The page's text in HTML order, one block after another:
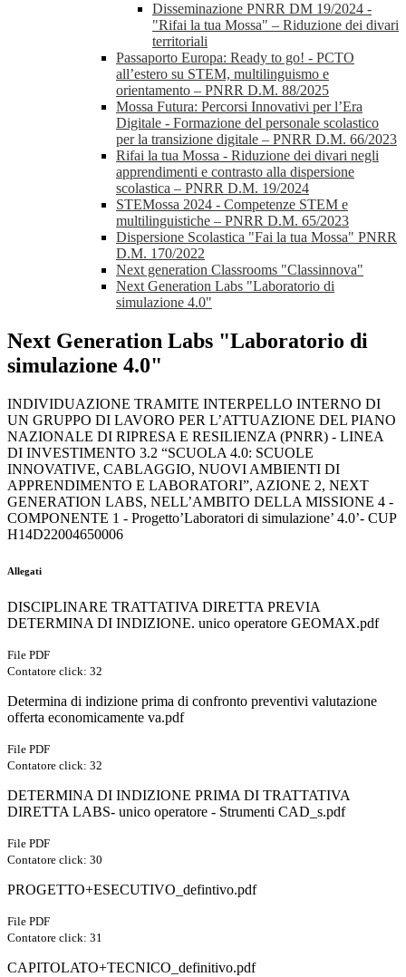
Disseminazione PNRR DM 19/2024 -
"Rifai la tua Mossa" – Riduzione dei divari
territoriali
Passaporto Europa: Ready to go! - PCTO
all’estero su STEM, multilinguismo e
orientamento – PNRR D.M. 88/2025
Mossa Futura: Percorsi Innovativi per l’Era
Digitale - Formazione del personale scolastico
per la transizione digitale – PNRR D.M. 66/2023
Rifai la tua Mossa - Riduzione dei divari negli
apprendimenti e contrasto alla dispersione
scolastica – PNRR D.M. 19/2024
STEMossa 2024 - Competenze STEM e
multilinguistiche – PNRR D.M. 65/2023
Dispersione Scolastica "Fai la tua Mossa" PNRR
D.M. 170/2022
Next generation Classrooms "Classinnova"
Next Generation Labs "Laboratorio di
simulazione 4.0"
Next Generation Labs "Laboratorio di
simulazione 4.0"
INDIVIDUAZIONE TRAMITE INTERPELLO INTERNO DI
UN GRUPPO DI LAVORO PER L’ATTUAZIONE DEL PIANO
NAZIONALE DI RIPRESA E RESILIENZA (PNRR) - LINEA
DI INVESTIMENTO 3.2 “SCUOLA 4.0: SCUOLE
INNOVATIVE, CABLAGGIO, NUOVI AMBIENTI DI
APPRENDIMENTO E LABORATORI”, AZIONE 2, NEXT
GENERATION LABS, NELL’AMBITO DELLA MISSIONE 4 -
COMPONENTE 1 - Progetto’Laboratori di simulazione’ 4.0’- CUP
H14D22004650006
Allegati
DISCIPLINARE TRATTATIVA DIRETTA PREVIA
DETERMINA DI INDIZIONE. unico operatore GEOMAX.pdf
File PDF
Contatore click: 32
Determina di indizione prima di confronto preventivi valutazione
offerta economicamente va.pdf
File PDF
Contatore click: 32
DETERMINA DI INDIZIONE PRIMA DI TRATTATIVA
DIRETTA LABS- unico operatore - Strumenti CAD_s.pdf
File PDF
Contatore click: 30
PROGETTO+ESECUTIVO_defintivo.pdf
File PDF
Contatore click: 31
CAPITOLATO+TECNICO_definitivo.pdf